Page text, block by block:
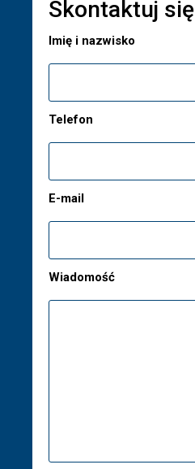
Skontaktuj się
Imię i nazwisko
Telefon
E-mail
Wiadomość